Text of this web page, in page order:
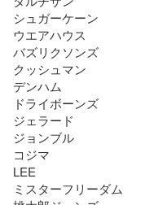
シュガーケーン
ウエアハウス
バズリクソンズ
クッシュマン
デンハム
ドライボーンズ
ジェラード
ジョンブル
コジマ
LEE
ミスターフリーダム